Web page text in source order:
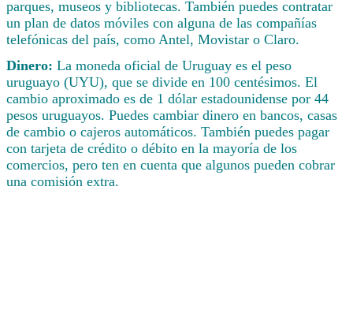
parques, museos y bibliotecas. También puedes contratar
un plan de datos móviles con alguna de las compañías
telefónicas del país, como Antel, Movistar o Claro.
Dinero: La moneda oficial de Uruguay es el peso
uruguayo (UYU), que se divide en 100 centésimos. El
cambio aproximado es de 1 dólar estadounidense por 44
pesos uruguayos. Puedes cambiar dinero en bancos, casas
de cambio o cajeros automáticos. También puedes pagar
con tarjeta de crédito o débito en la mayoría de los
comercios, pero ten en cuenta que algunos pueden cobrar
una comisión extra.